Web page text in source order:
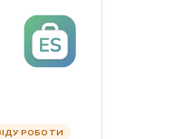
РОБОТИ